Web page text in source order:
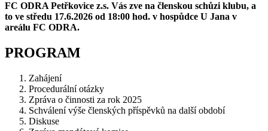
FC ODRA Petřkovice z.s. Vás zve na členskou schůzi klubu, a
to ve středu 17.6.2026 od 18:00 hod. v hospůdce U Jana v
areálu FC ODRA.
PROGRAM
Zahájení
Procedurální otázky
Zpráva o činnosti za rok 2025
Schválení výše členských příspěvků na další období
Diskuse